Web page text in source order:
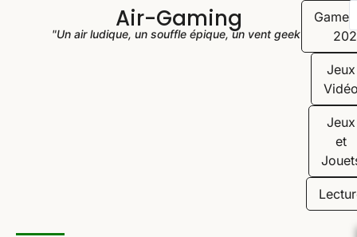
Air-Gaming
"Un air ludique, un souffle épique, un vent geek"
Jeux
Jeux
et